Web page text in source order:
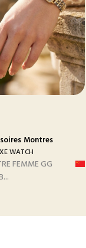
Montres
WATCH
FEMME GG